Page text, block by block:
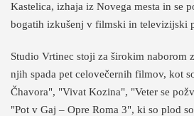
Kastelica, izhaja iz Novega mesta in se
bogatih izkušenj v filmski in televizijski
Studio Vrtinec stoji za širokim naborom
njih spada pet celovečernih filmov, kot
Čhavora", "Vivat Kozina", "Veter se
"Pot v Gaj – Opre Roma 3", ki so plod